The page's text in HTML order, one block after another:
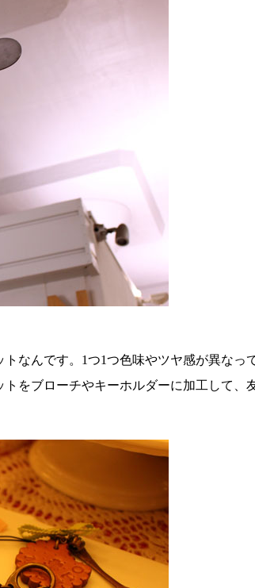
なんです。1つ1つ色味やツヤ感が異なっ
をブローチやキーホルダーに加工して、